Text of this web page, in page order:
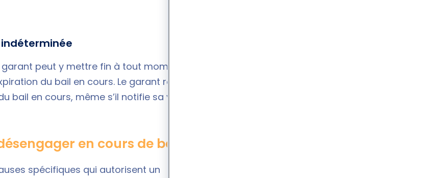
peut y mettre fin à tout moment.
du bail en cours. Le garant restera
bail en cours, même s’il notifie sa volonté de
en cours de bail ?
spécifiques qui autorisent un